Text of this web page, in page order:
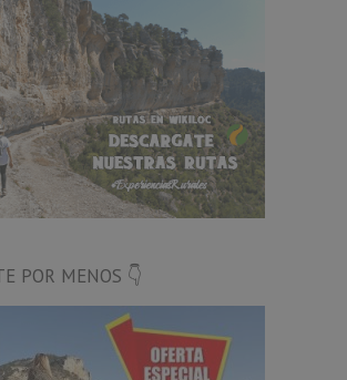
POR MENOS 👇